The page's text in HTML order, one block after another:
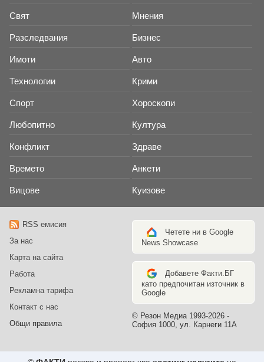
Свят Мнения
Разследвания Бизнес
Имоти Авто
Технологии Крими
Спорт Хороскопи
Любопитно Култура
Конфликт Здраве
Времето Анкети
Вицове Куизове
RSS емисия
За нас
Карта на сайта
Работа
Рекламна тарифа
Контакт с нас
Общи правила
Четете ни в Google
News Showcase
Добавете Факти.БГ
като предпочитан източник в
Google
© Резон Медиа 1993-2026 -
София 1000, ул. Карнеги 11А